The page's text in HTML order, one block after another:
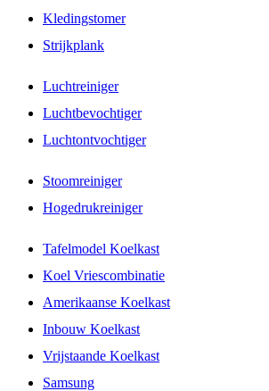
Kledingstomer
Strijkplank
Luchtreiniger
Luchtbevochtiger
Luchtontvochtiger
Stoomreiniger
Hogedrukreiniger
Tafelmodel Koelkast
Koel Vriescombinatie
Amerikaanse Koelkast
Inbouw Koelkast
Vrijstaande Koelkast
Samsung